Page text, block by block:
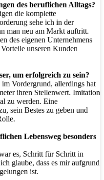
des beruflichen Alltags?
die komplette
sehe ich in der
man neu am Markt auftritt.
des eigenen Unternehmens
unseren Kunden
um erfolgreich zu sein?
Vordergrund, allerdings hat
ihren Stellenwert. Imitation
zu werden. Eine
sein Bestes zu geben und
Lebensweg besonders
es, Schritt für Schritt in
glaube, dass es mir aufgrund
ist.